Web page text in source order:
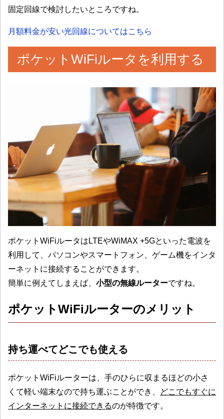
固定回線で検討したいところですね。
月額料金が安い光回線についてはこちら
ポケットWiFiルータを利用する
ポケットWiFiルータはLTEやWiMAX +5Gといった電波を
利用して、パソコンやスマートフォン、ゲーム機をインタ
ーネットに接続することができます。
簡単に例えてしまえば、 小型の無線ルーターですね。
ポケットWiFiルーターのメリット
持ち運べてどこでも使える
ポケットWiFiルーターは、手のひらに収まるほどの小さ
くて軽い端末なので持ち運ぶことができ、
どこでもすぐに
インターネットに接続できるのが特徴です。